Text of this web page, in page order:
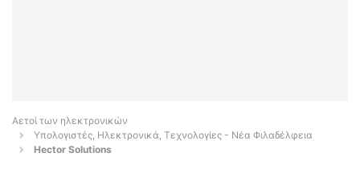
Αετοί των ηλεκτρονικών
Υπολογιστές, Ηλεκτρονικά, Τεχνολογίες - Νέα Φιλαδέλφεια
Hector Solutions